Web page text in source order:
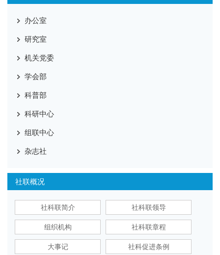
办公室
研究室
机关党委
学会部
科普部
科研中心
组联中心
杂志社
社联概况
社科联简介 社科联领导
组织机构 社科联章程
大事记 社科促进条例